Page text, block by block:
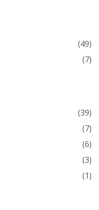
(49)
(7)
(39)
(7)
(6)
(3)
(1)